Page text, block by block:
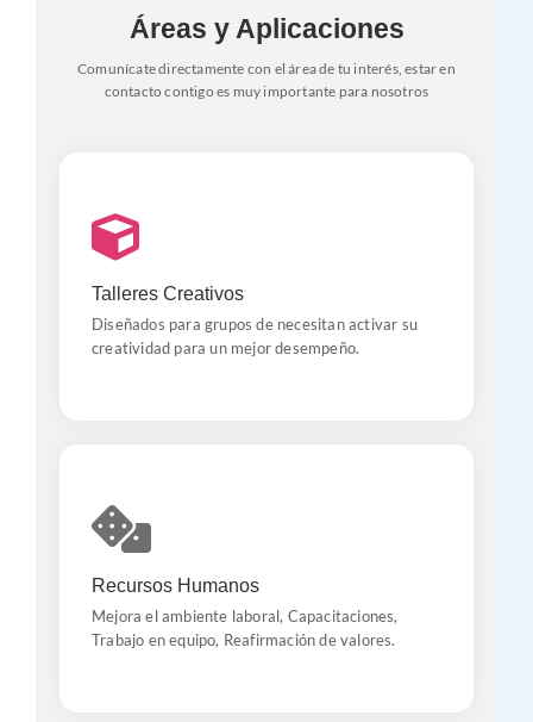
Áreas y Aplicaciones
Comunícate directamente con el área de tu interés, estar en
contacto contigo es muy importante para nosotros
Talleres Creativos
Diseñados para grupos de necesitan activar su
creatividad para un mejor desempeño.
En sintonía con los objetivos laborales potenciamos
Recursos Humanos
Mejora el ambiente laboral, Capacitaciones,
Trabajo en equipo, Reafirmación de valores.
juegos o entornos lúdicos como ruta hacia los
objetivos planteados.